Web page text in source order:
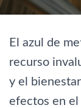
El azul de
recurso
y el
efectos en el